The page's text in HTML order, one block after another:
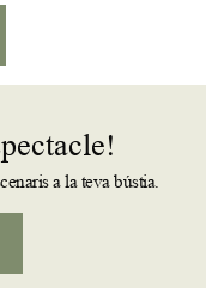
a la teva bústia.